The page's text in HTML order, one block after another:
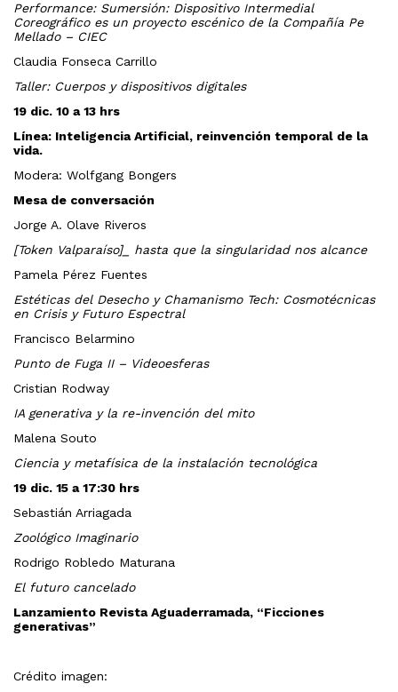
Performance: Sumersión: Dispositivo Intermedial
Coreográfico es un proyecto escénico de la Compañía Pe
Mellado – CIEC
Claudia Fonseca Carrillo
Taller: Cuerpos y dispositivos digitales
19 dic. 10 a 13 hrs
Línea: Inteligencia Artificial, reinvención temporal de la
vida.
Modera: Wolfgang Bongers
Mesa de conversación
Jorge A. Olave Riveros
[Token Valparaíso]_ hasta que la singularidad nos alcance
Pamela Pérez Fuentes
Estéticas del Desecho y Chamanismo Tech: Cosmotécnicas
en Crisis y Futuro Espectral
Francisco Belarmino
Punto de Fuga II – Videoesferas
Cristian Rodway
IA generativa y la re-invención del mito
Malena Souto
Ciencia y metafísica de la instalación tecnológica
19 dic. 15 a 17:30 hrs
Sebastián Arriagada
Zoológico Imaginario
Rodrigo Robledo Maturana
El futuro cancelado
Lanzamiento Revista Aguaderramada, “Ficciones
generativas”
Crédito imagen: